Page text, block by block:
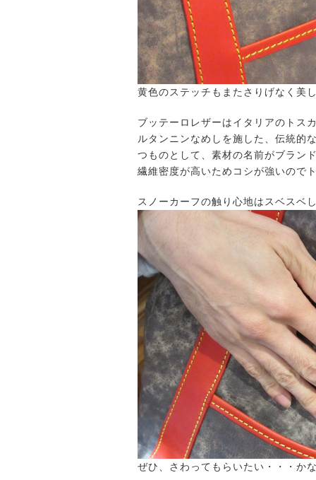
黄色のステッチもまたさりげなく美
ブッテーロレザーはイタリアのトス
ルタンニンなめしを施した、伝統的
つものとして、素材の名前がブラン
繊維密度が高いためコシが強いので
スノーカーフの触り心地はスベスベ
ぜひ、さわってもらいたい・・・か